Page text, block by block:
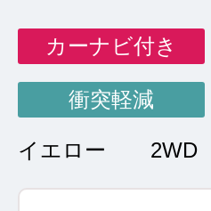
カーナビ付き
衝突軽減
イエロー 2WD